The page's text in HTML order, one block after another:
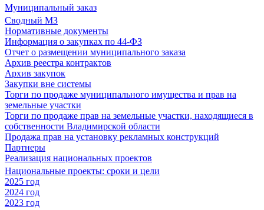
Муниципальный заказ
Сводный МЗ
Нормативные документы
Информация о закупках по 44-ФЗ
Отчет о размещении муниципального заказа
Архив реестра контрактов
Архив закупок
Закупки вне системы
Торги по продаже муниципального имущества и прав на
земельные участки
Торги по продаже прав на земельные участки, находящиеся в
собственности Владимирской области
Продажа прав на установку рекламных конструкций
Партнеры
Реализация национальных проектов
Национальные проекты: сроки и цели
2025 год
2024 год
2023 год